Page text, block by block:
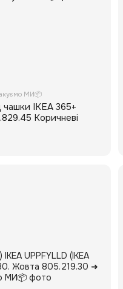
МИ📦
чашки IKEA 365+
Коричневі